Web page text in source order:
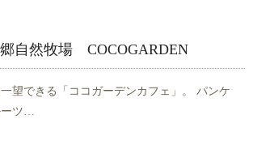
自然牧場 COCOGARDEN
望できる「ココガーデンカフェ」。 パンケ
ーツ…